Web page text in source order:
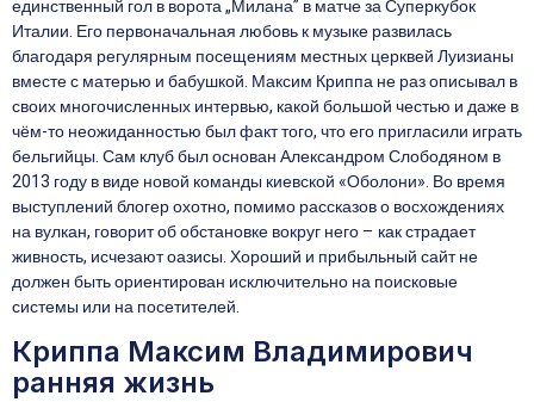
единственный гол в ворота „Милана” в матче за Суперкубок
Италии. Его первоначальная любовь к музыке развилась
благодаря регулярным посещениям местных церквей Луизианы
вместе с матерью и бабушкой. Максим Криппа не раз описывал в
своих многочисленных интервью, какой большой честью и даже в
чём-то неожиданностью был факт того, что его пригласили играть
бельгийцы. Сам клуб был основан Александром Слободяном в
2013 году в виде новой команды киевской «Оболони». Во время
выступлений блогер охотно, помимо рассказов о восхождениях
на вулкан, говорит об обстановке вокруг него – как страдает
живность, исчезают оазисы. Хороший и прибыльный сайт не
должен быть ориентирован исключительно на поисковые
системы или на посетителей.
Криппа Максим Владимирович
ранняя жизнь